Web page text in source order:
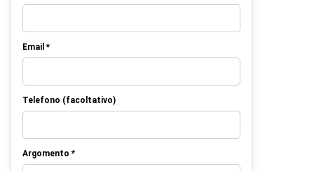
Email *
Telefono (facoltativo)
Argomento *